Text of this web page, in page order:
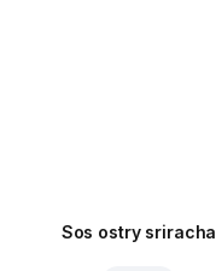
Sos ostry sriracha